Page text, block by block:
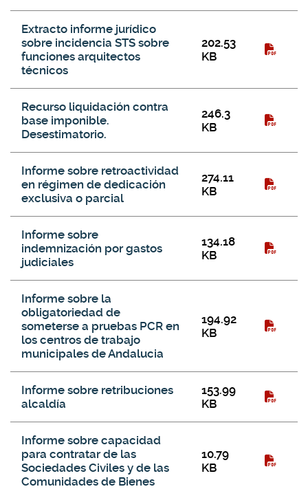
Extracto informe jurídico
sobre incidencia STS sobre
funciones arquitectos
técnicos
202.53
KB
Recurso liquidación contra
base imponible.
Desestimatorio.
246.3
KB
Informe sobre retroactividad
en régimen de dedicación
exclusiva o parcial
274.11
KB
Informe sobre
indemnización por gastos
judiciales
134.18
KB
Informe sobre la
obligatoriedad de
someterse a pruebas PCR en
los centros de trabajo
municipales de Andalucia
194.92
KB
Informe sobre retribuciones
alcaldía
153.99
KB
Informe sobre capacidad
para contratar de las
Sociedades Civiles y de las
Comunidades de Bienes
10.79
KB